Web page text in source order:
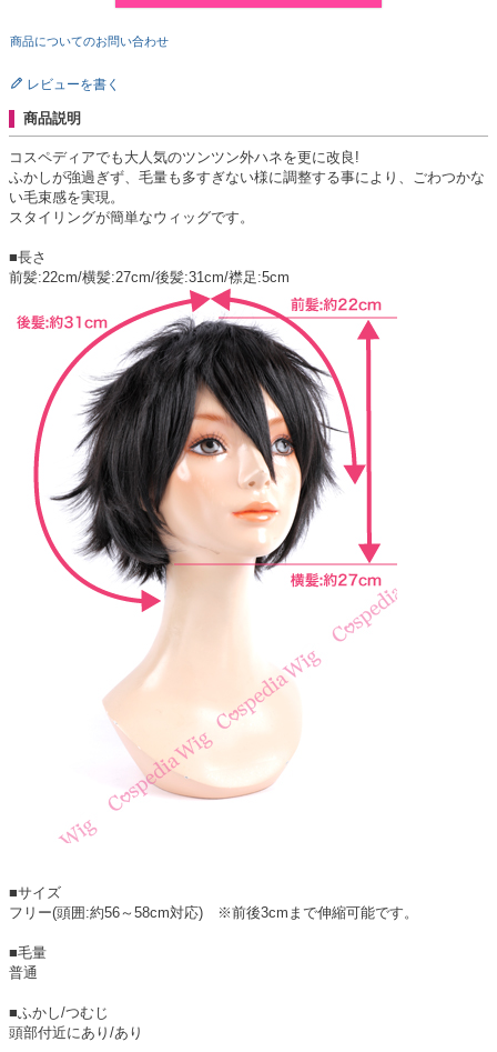
商品についてのお問い合わせ
レビューを書く
商品説明
コスペディアでも大人気のツンツン外ハネを更に改良!
ふかしが強過ぎず、毛量も多すぎない様に調整する事により、ごわつかな
い毛束感を実現。
スタイリングが簡単なウィッグです。
■長さ
前髪:22cm/横髪:27cm/後髪:31cm/襟足:5cm
■サイズ
フリー(頭囲:約56～58cm対応) ※前後3cmまで伸縮可能です。
■毛量
普通
■ふかし/つむじ
頭部付近にあり/あり